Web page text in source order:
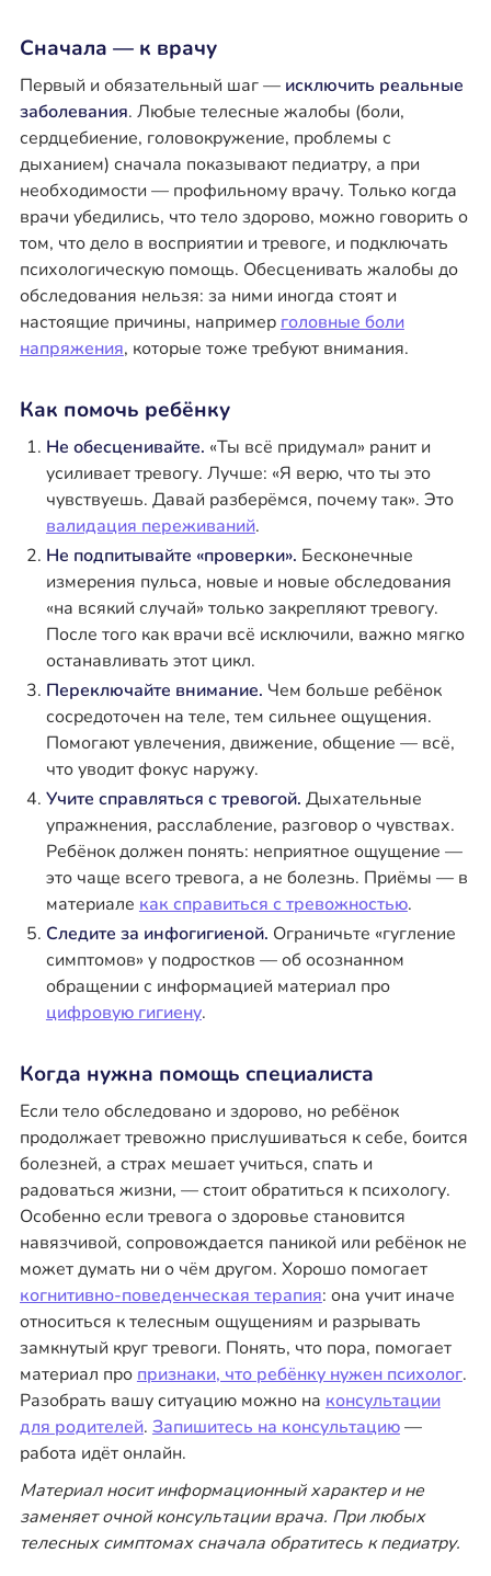
Сначала — к врачу
Первый и обязательный шаг — исключить реальные
заболевания. Любые телесные жалобы (боли,
сердцебиение, головокружение, проблемы с
дыханием) сначала показывают педиатру, а при
необходимости — профильному врачу. Только когда
врачи убедились, что тело здорово, можно говорить о
том, что дело в восприятии и тревоге, и подключать
психологическую помощь. Обесценивать жалобы до
обследования нельзя: за ними иногда стоят и
настоящие причины, например головные боли
напряжения, которые тоже требуют внимания.
Как помочь ребёнку
Не обесценивайте. «Ты всё придумал» ранит и
усиливает тревогу. Лучше: «Я верю, что ты это
чувствуешь. Давай разберёмся, почему так». Это
валидация переживаний.
Не подпитывайте «проверки». Бесконечные
измерения пульса, новые и новые обследования
«на всякий случай» только закрепляют тревогу.
После того как врачи всё исключили, важно мягко
останавливать этот цикл.
Переключайте внимание. Чем больше ребёнок
сосредоточен на теле, тем сильнее ощущения.
Помогают увлечения, движение, общение — всё,
что уводит фокус наружу.
Учите справляться с тревогой. Дыхательные
упражнения, расслабление, разговор о чувствах.
Ребёнок должен понять: неприятное ощущение —
это чаще всего тревога, а не болезнь. Приёмы — в
материале как справиться с тревожностью.
Следите за инфогигиеной. Ограничьте «гугление
симптомов» у подростков — об осознанном
обращении с информацией материал про
цифровую гигиену.
Когда нужна помощь специалиста
Если тело обследовано и здорово, но ребёнок
продолжает тревожно прислушиваться к себе, боится
болезней, а страх мешает учиться, спать и
радоваться жизни, — стоит обратиться к психологу.
Особенно если тревога о здоровье становится
навязчивой, сопровождается паникой или ребёнок не
может думать ни о чём другом. Хорошо помогает
когнитивно-поведенческая терапия: она учит иначе
относиться к телесным ощущениям и разрывать
замкнутый круг тревоги. Понять, что пора, помогает
материал про признаки, что ребёнку нужен психолог.
Разобрать вашу ситуацию можно на консультации
для родителей. Запишитесь на консультацию—
работа идёт онлайн.
Материал носит информационный характер и не
заменяет очной консультации врача. При любых
телесных симптомах сначала обратитесь к педиатру.